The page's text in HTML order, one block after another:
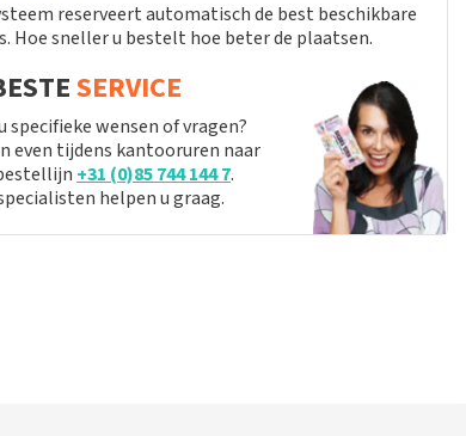
reserveert automatisch de best beschikbare
Hoe sneller u bestelt hoe beter de plaatsen.
SERVICE
specifieke wensen of vragen?
even tijdens kantooruren naar
+31 (0)85 744 144 7.
helpen u graag.